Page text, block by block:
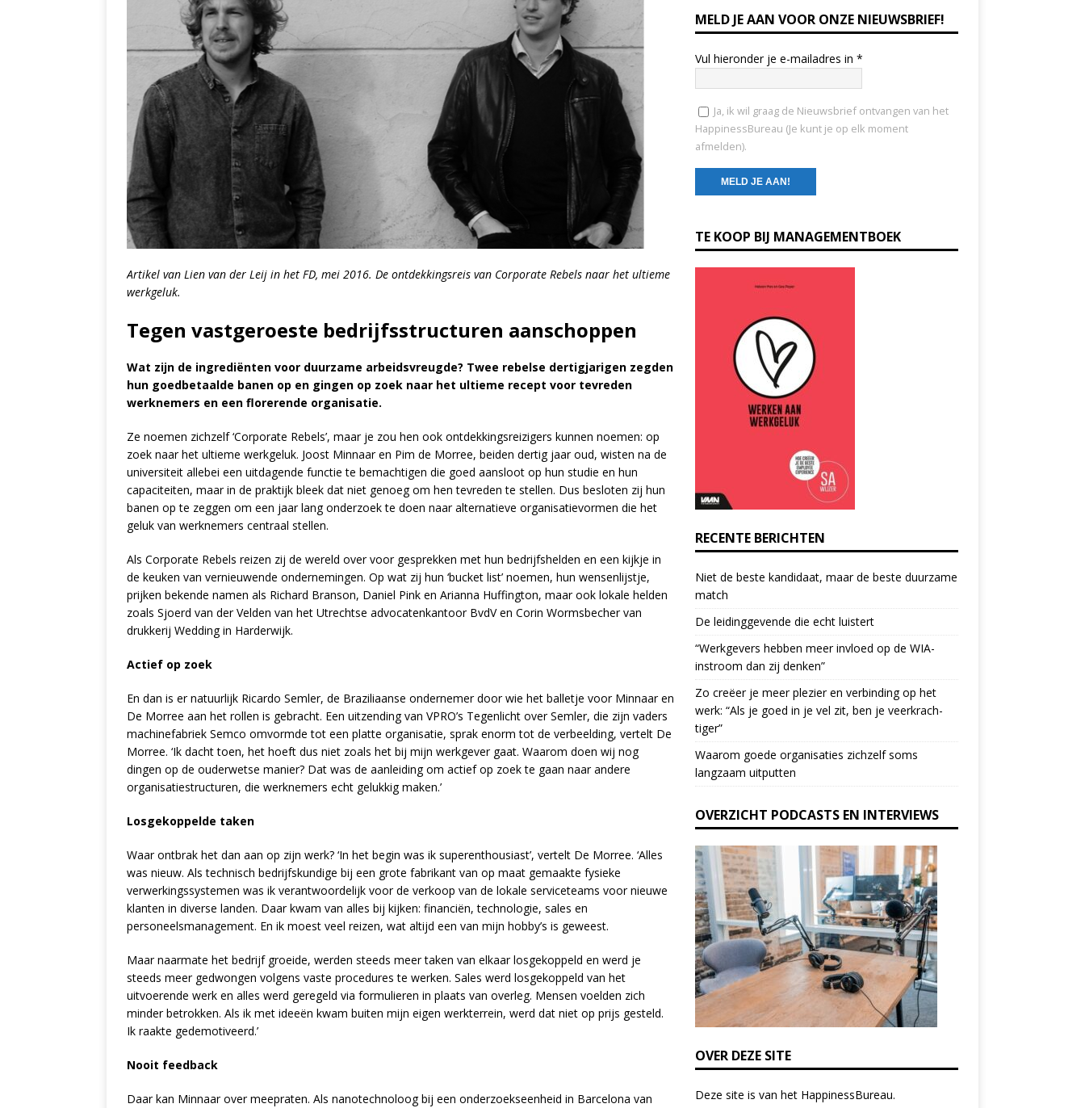
Artikel van Lien van der Leij in het FD, mei 2016. De ontdekkingsreis van Corporate Rebels naar het ultieme
werkgeluk.
Tegen vastgeroeste bedrijfsstructuren aanschoppen
Wat zijn de ingrediënten voor duurzame arbeidsvreugde? Twee rebelse dertigjarigen zegden
hun goedbetaalde banen op en gingen op zoek naar het ultieme recept voor tevreden
werknemers en een florerende organisatie.
Ze noemen zichzelf ‘Corporate Rebels’, maar je zou hen ook ontdekkingsreizigers kunnen noemen: op
zoek naar het ultieme werkgeluk. Joost Minnaar en Pim de Morree, beiden dertig jaar oud, wisten na de
universiteit allebei een uitdagende functie te bemachtigen die goed aansloot op hun studie en hun
capaciteiten, maar in de praktijk bleek dat niet genoeg om hen tevreden te stellen. Dus besloten zij hun
banen op te zeggen om een jaar lang onderzoek te doen naar alternatieve organisatievormen die het
geluk van werknemers centraal stellen.
Als Corporate Rebels reizen zij de wereld over voor gesprekken met hun bedrijfshelden en een kijkje in
de keuken van vernieuwende ondernemingen. Op wat zij hun ‘bucket list’ noemen, hun wensenlijstje,
prijken bekende namen als Richard Branson, Daniel Pink en Arianna Huffington, maar ook lokale helden
zoals Sjoerd van der Velden van het Utrechtse advocatenkantoor BvdV en Corin Wormsbecher van
drukkerij Wedding in Harderwijk.
Actief op zoek
En dan is er natuurlijk Ricardo Semler, de Braziliaanse ondernemer door wie het balletje voor Minnaar en
De Morree aan het rollen is gebracht. Een uitzending van VPRO’s Tegenlicht over Semler, die zijn vaders
machinefabriek Semco omvormde tot een platte organisatie, sprak enorm tot de verbeelding, vertelt De
Morree. ‘Ik dacht toen, het hoeft dus niet zoals het bij mijn werkgever gaat. Waarom doen wij nog
dingen op de ouderwetse manier? Dat was de aanleiding om actief op zoek te gaan naar andere
organisatiestructuren, die werknemers echt gelukkig maken.’
Losgekoppelde taken
Waar ontbrak het dan aan op zijn werk? ‘In het begin was ik superenthousiast’, vertelt De Morree. ‘Alles
was nieuw. Als technisch bedrijfskundige bij een grote fabrikant van op maat gemaakte fysieke
verwerkingssystemen was ik verantwoordelijk voor de verkoop van de lokale serviceteams voor nieuwe
klanten in diverse landen. Daar kwam van alles bij kijken: financiën, technologie, sales en
personeelsmanagement. En ik moest veel reizen, wat altijd een van mijn hobby’s is geweest.
Maar naarmate het bedrijf groeide, werden steeds meer taken van elkaar losgekoppeld en werd je
steeds meer gedwongen volgens vaste procedures te werken. Sales werd losgekoppeld van het
uitvoerende werk en alles werd geregeld via formulieren in plaats van overleg. Mensen voelden zich
minder betrokken. Als ik met ideeën kwam buiten mijn eigen werkterrein, werd dat niet op prijs gesteld.
Ik raakte gedemotiveerd.’
Nooit feedback
Daar kan Minnaar over meepraten. Als nanotechnoloog bij een onderzoekseenheid in Barcelona van
MELD JE AAN VOOR ONZE NIEUWSBRIEF!
Vul hieronder je e-mailadres in *
Ja, ik wil graag de Nieuwsbrief ontvangen van het
HappinessBureau (Je kunt je op elk moment
afmelden).
o
n
s
.
P
l
e
a
s
e
l
e
a
v
e
t
h
i
f
e
l
d
b
l
a
n
k
.
TE KOOP BIJ MANAGEMENTBOEK
RECENTE BERICHTEN
Niet de beste kandidaat, maar de beste duurzame
match
De leidinggevende die echt luistert
“Werkgevers hebben meer invloed op de WIA-
instroom dan zij denken”
Zo creëer je meer plezier en verbinding op het
werk: “Als je goed in je vel zit, ben je veerkrach­
tiger”
Waarom goede organisaties zichzelf soms
langzaam uitputten
OVERZICHT PODCASTS EN INTERVIEWS
OVER DEZE SITE
Deze site is van het HappinessBureau.